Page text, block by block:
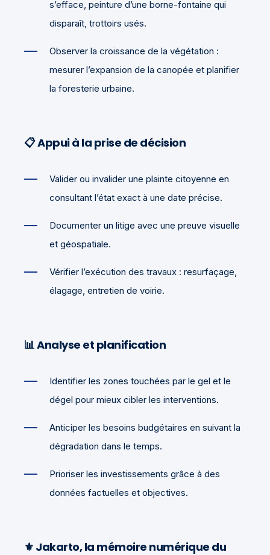
s’efface, peinture d’une borne-fontaine qui
disparaît, trottoirs usés.
Observer la croissance de la végétation :
mesurer l’expansion de la canopée et planifier
la foresterie urbaine.
📋 Appui à la prise de décision
Valider ou invalider une plainte citoyenne en
consultant l’état exact à une date précise.
Documenter un litige avec une preuve visuelle
et géospatiale.
Vérifier l’exécution des travaux : resurfaçage,
élagage, entretien de voirie.
📊 Analyse et planification
Identifier les zones touchées par le gel et le
dégel pour mieux cibler les interventions.
Anticiper les besoins budgétaires en suivant la
dégradation dans le temps.
Prioriser les investissements grâce à des
données factuelles et objectives.
⚜️ Jakarto, la mémoire numérique du